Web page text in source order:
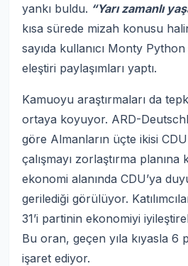
yankı buldu. “Yarı zamanlı
kısa sürede mizah konusu
sayıda kullanıcı Monty
eleştiri paylaşımları yaptı.
Kamuoyu araştırmaları da
ortaya koyuyor. ARD-
göre Almanların üçte ikisi
çalışmayı zorlaştırma planına
ekonomi alanında CDU’ya
gerilediği görülüyor.
31’i partinin ekonomiyi
Bu oran, geçen yıla kıyasla 6
işaret ediyor.